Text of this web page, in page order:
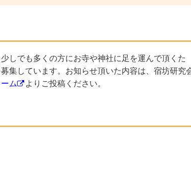
しでも多くの方にお寺や神社に足を運んで頂くた
集しています。お知らせ頂いた内容は、宿坊研究
ム よりご投稿ください。